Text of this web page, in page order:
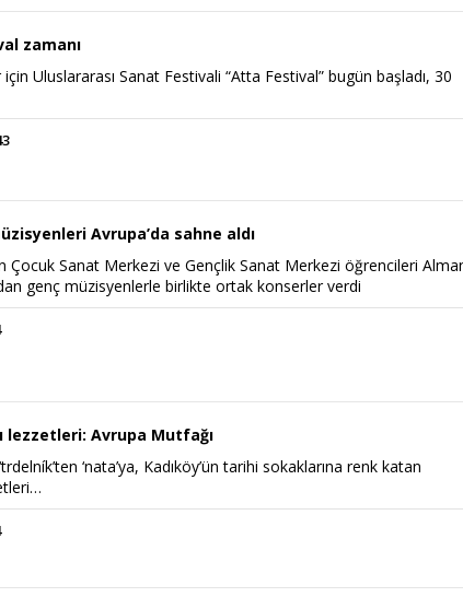
zamanı
Uluslararası Sanat Festivali “Atta Festival” bugün başladı, 30
Avrupa’da sahne aldı
Çocuk Sanat Merkezi ve Gençlik Sanat Merkezi öğrencileri
genç müzisyenlerle birlikte ortak konserler verdi
lezzetleri: Avrupa Mutfağı
‘trdelník’ten ‘nata’ya, Kadıköy’ün tarihi sokaklarına renk katan